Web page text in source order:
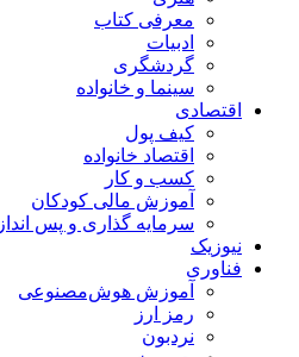
معرفی کتاب
ادبیات
گردشگری
سینما و خانواده
اقتصادی
کیف پول
اقتصاد خانواده
کسب و کار
آموزش مالی کودکان
سرمایه گذاری و پس انداز
نیوزیک
فناوری
آموزش هوش‌مصنوعی
رمز ارز
نردبون